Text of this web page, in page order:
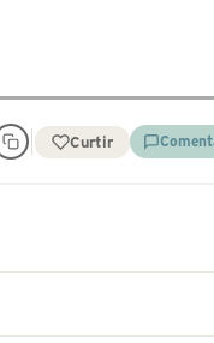
Curtir